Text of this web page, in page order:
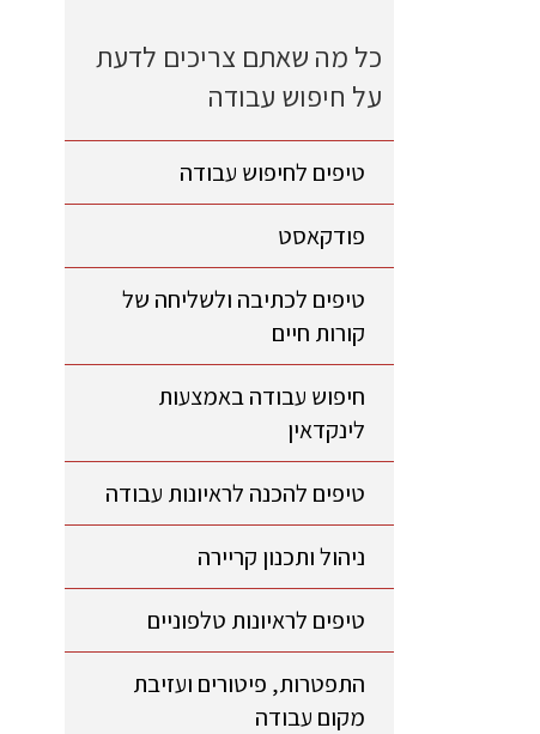
כל מה שאתם צריכים לדעת
על חיפוש עבודה
טיפים לחיפוש עבודה
פודקאסט
טיפים לכתיבה ולשליחה של
קורות חיים
חיפוש עבודה באמצעות
לינקדאין
טיפים להכנה לראיונות עבודה
ניהול ותכנון קריירה
טיפים לראיונות טלפוניים
התפטרות, פיטורים ועזיבת
מקום עבודה